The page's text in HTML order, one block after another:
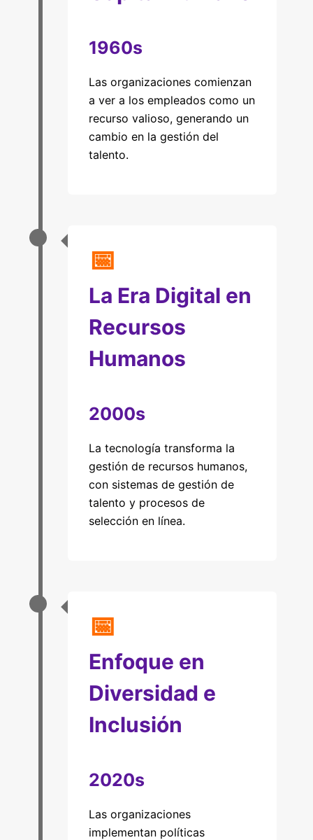
1960s
Las organizaciones comienzan
a ver a los empleados como un
recurso valioso, generando un
cambio en la gestión del
talento.
📅
La Era Digital en
Recursos
Humanos
2000s
La tecnología transforma la
gestión de recursos humanos,
con sistemas de gestión de
talento y procesos de
selección en línea.
📅
Enfoque en
Diversidad e
Inclusión
2020s
Las organizaciones
implementan políticas